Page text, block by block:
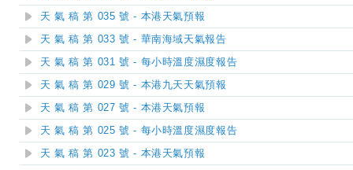
天 氣 稿 第 035 號 - 本港天氣預報
天 氣 稿 第 033 號 - 華南海域天氣報告
天 氣 稿 第 031 號 - 每小時溫度濕度報告
天 氣 稿 第 029 號 - 本港九天天氣預報
天 氣 稿 第 027 號 - 本港天氣預報
天 氣 稿 第 025 號 - 每小時溫度濕度報告
天 氣 稿 第 023 號 - 本港天氣預報